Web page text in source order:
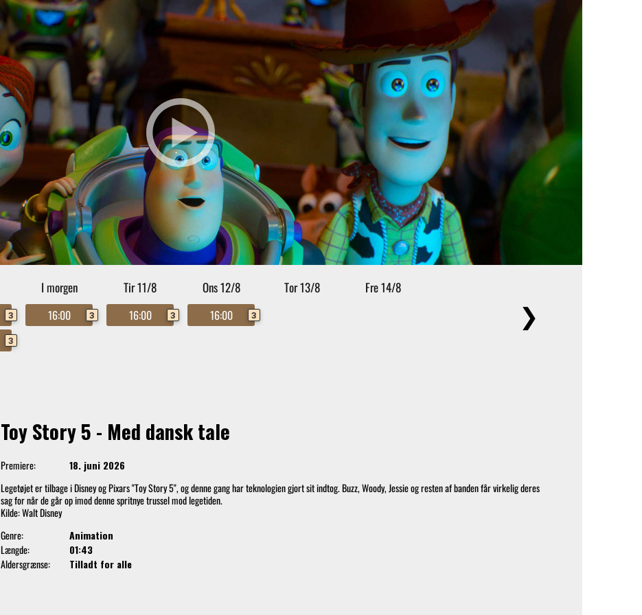
3
3
I morgen
16:00 3
Tir 11/8
16:00 3
Ons 12/8
16:00 3
Tor 13/8 Fre 14/8
❯
Toy Story 5 - Med dansk tale
Premiere:
18. juni 2026
Legetøjet er tilbage i Disney og Pixars "Toy Story 5", og denne gang har teknologien gjort sit indtog. Buzz, Woody, Jessie og resten af banden får virkelig deres
sag for når de går op imod denne spritnye trussel mod legetiden.
Kilde: Walt Disney
Genre:
Animation
Længde:
01:43
Aldersgrænse:
Tilladt for alle